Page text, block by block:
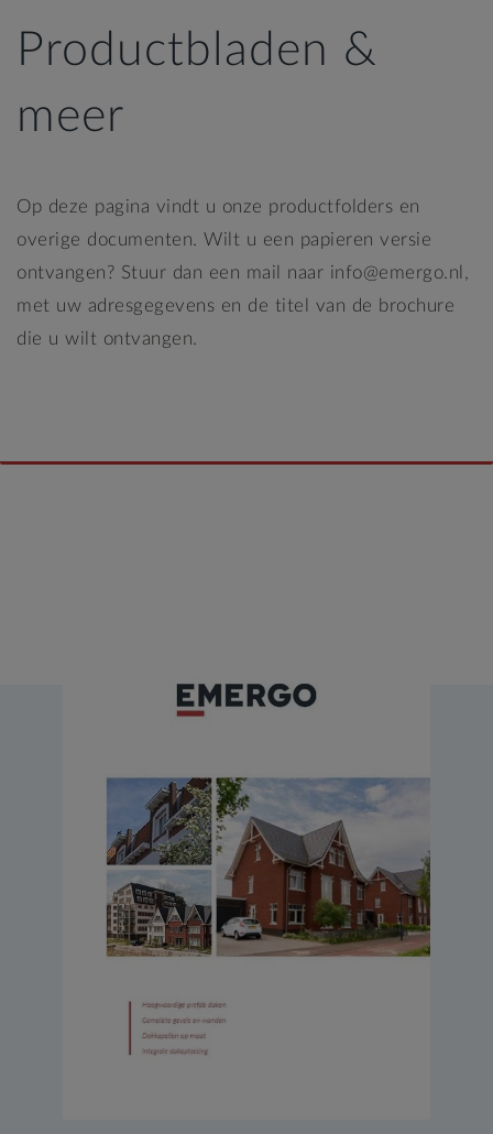
Productbladen &
meer
Op deze pagina vindt u onze productfolders en
overige documenten. Wilt u een papieren versie
ontvangen? Stuur dan een mail naar info@emergo.nl,
met uw adresgegevens en de titel van de brochure
die u wilt ontvangen.